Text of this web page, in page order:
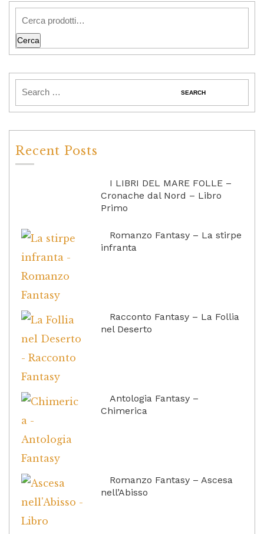
Cerca
Recent Posts
I LIBRI DEL MARE FOLLE –
Cronache dal Nord – Libro
Primo
Romanzo Fantasy – La stirpe
infranta
Racconto Fantasy – La Follia
nel Deserto
Antologia Fantasy –
Chimerica
Romanzo Fantasy – Ascesa
nell’Abisso